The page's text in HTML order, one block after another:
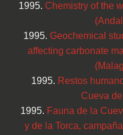
1995. Chemistry of the
1995. Geochemical
affecting carbonate
1995. Restos
Cueva
1995. Fauna de la
y de la Torca,